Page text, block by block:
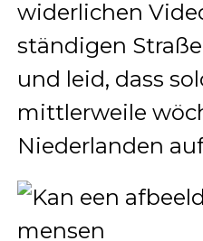
widerlichen
ständigen
und leid, dass
mittlerweile
Niederlanden